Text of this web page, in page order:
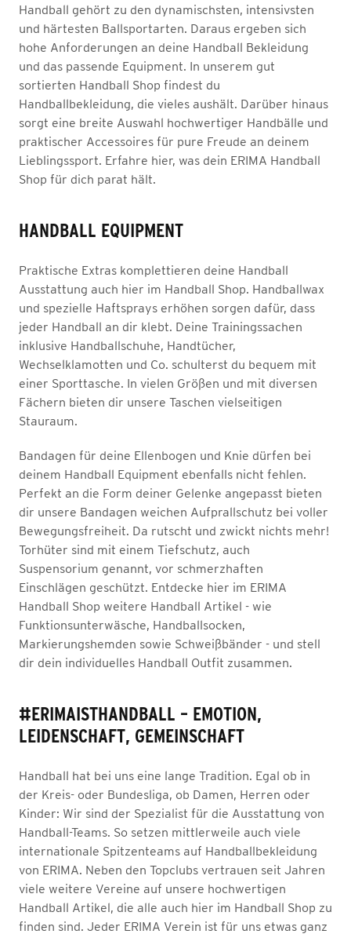
Handball gehört zu den dynamischsten, intensivsten
und härtesten Ballsportarten. Daraus ergeben sich
hohe Anforderungen an deine Handball Bekleidung
und das passende Equipment. In unserem gut
sortierten Handball Shop findest du
Handballbekleidung, die vieles aushält. Darüber hinaus
sorgt eine breite Auswahl hochwertiger Handbälle und
praktischer Accessoires für pure Freude an deinem
Lieblingssport. Erfahre hier, was dein ERIMA Handball
Shop für dich parat hält.
HANDBALL EQUIPMENT
Praktische Extras komplettieren deine Handball
Ausstattung auch hier im Handball Shop. Handballwax
und spezielle Haftsprays erhöhen sorgen dafür, dass
jeder Handball an dir klebt. Deine Trainingssachen
inklusive Handballschuhe, Handtücher,
Wechselklamotten und Co. schulterst du bequem mit
einer Sporttasche. In vielen Größen und mit diversen
Fächern bieten dir unsere Taschen vielseitigen
Stauraum.
Bandagen für deine Ellenbogen und Knie dürfen bei
deinem Handball Equipment ebenfalls nicht fehlen.
Perfekt an die Form deiner Gelenke angepasst bieten
dir unsere Bandagen weichen Aufprallschutz bei voller
Bewegungsfreiheit. Da rutscht und zwickt nichts mehr!
Torhüter sind mit einem Tiefschutz, auch
Suspensorium genannt, vor schmerzhaften
Einschlägen geschützt. Entdecke hier im ERIMA
Handball Shop weitere Handball Artikel - wie
Funktionsunterwäsche, Handballsocken,
Markierungshemden sowie Schweißbänder - und stell
dir dein individuelles Handball Outfit zusammen.
#ERIMAISTHANDBALL – EMOTION,
LEIDENSCHAFT, GEMEINSCHAFT
Handball hat bei uns eine lange Tradition. Egal ob in
der Kreis- oder Bundesliga, ob Damen, Herren oder
Kinder: Wir sind der Spezialist für die Ausstattung von
Handball-Teams. So setzen mittlerweile auch viele
internationale Spitzenteams auf Handballbekleidung
von ERIMA. Neben den Topclubs vertrauen seit Jahren
viele weitere Vereine auf unsere hochwertigen
Handball Artikel, die alle auch hier im Handball Shop zu
finden sind. Jeder ERIMA Verein ist für uns etwas ganz